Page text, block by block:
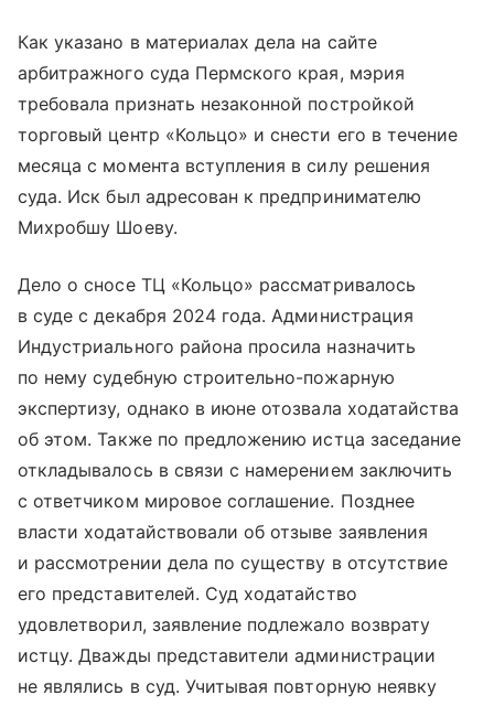
Как указано в материалах дела на сайте
арбитражного суда Пермского края, мэрия
требовала признать незаконной постройкой
торговый центр «Кольцо» и снести его в течение
месяца с момента вступления в силу решения
суда. Иск был адресован к предпринимателю
Михробшу Шоеву.
Дело о сносе ТЦ «Кольцо» рассматривалось
в суде с декабря 2024 года. Администрация
Индустриального района просила назначить
по нему судебную строительно-пожарную
экспертизу, однако в июне отозвала ходатайства
об этом. Также по предложению истца заседание
откладывалось в связи с намерением заключить
с ответчиком мировое соглашение. Позднее
власти ходатайствовали об отзыве заявления
и рассмотрении дела по существу в отсутствие
его представителей. Суд ходатайство
удовлетворил, заявление подлежало возврату
истцу. Дважды представители администрации
не являлись в суд. Учитывая повторную неявку